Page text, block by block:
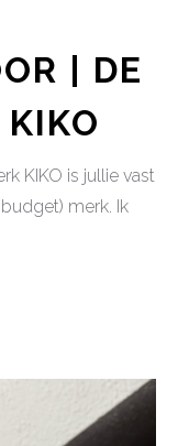
| DE
KIKO is jullie vast
merk. Ik